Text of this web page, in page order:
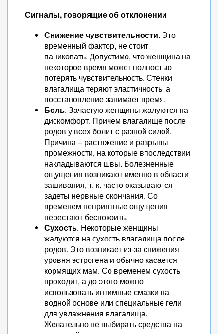
Сигналы, говорящие об отклонении
Снижение чувствительности. Это
временный фактор, не стоит
паниковать. Допустимо, что женщина на
некоторое время может полностью
потерять чувствительность. Стенки
влагалища теряют эластичность, а
восстановление занимает время.
Боль. Зачастую женщины жалуются на
дискомфорт. Причем влагалище после
родов у всех болит с разной силой.
Причина – растяжение и разрывы
промежности, на которые впоследствии
накладываются швы. Болезненные
ощущения возникают именно в области
зашивания, т. к. часто оказываются
задеты нервные окончания. Со
временем неприятные ощущения
перестают беспокоить.
Сухость. Некоторые женщины
жалуются на сухость влагалища после
родов. Это возникает из-за снижения
уровня эстрогена и обычно касается
кормящих мам. Со временем сухость
проходит, а до этого можно
использовать интимные смазки на
водной основе или специальные гели
для увлажнения влагалища.
Желательно не выбирать средства на